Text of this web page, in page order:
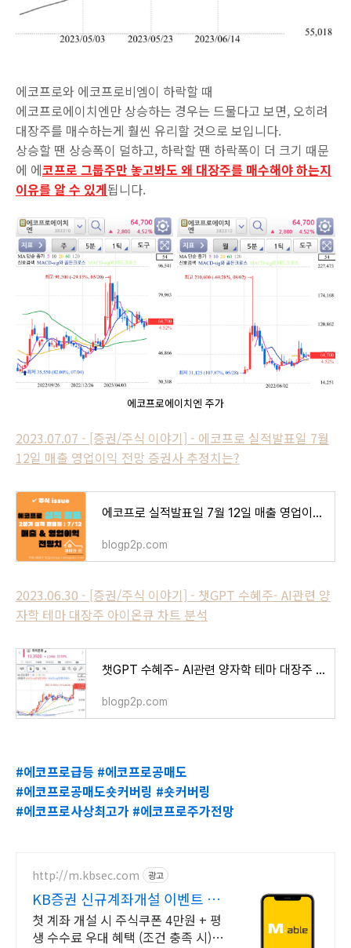
에코프로와 에코프로비엠이 하락할 때
에코프로에이치엔만 상승하는 경우는 드물다고 보면, 오히려
대장주를 매수하는게 훨씬 유리할 것으로 보입니다.
상승할 땐 상승폭이 덜하고, 하락할 땐 하락폭이 더 크기 때문
에 에코프로 그룹주만 놓고봐도 왜 대장주를 매수해야 하는지
이유를 알 수 있게됩니다.
에코프로에이치엔 주가
2023.07.07 - [증권/주식 이야기] - 에코프로 실적발표일 7월
12일 매출 영업이익 전망 증권사 추정치는?
에코프로 실적발표일 7월 12일 매출 영업이익 전망 증권사 추정치는?
blogp2p.com
2023.06.30 - [증권/주식 이야기] - 챗GPT 수혜주- AI관련 양
자학 테마 대장주 아이온큐 차트 분석
챗GPT 수혜주- AI관련 양자학 테마 대장주 아이온큐 차트 분석
blogp2p.com
#에코프로급등 #에코프로공매도
#에코프로공매도숏커버링 #숏커버링
#에코프로사상최고가 #에코프로주가전망
http://m.kbsec.com 광고
KB증권 신규계좌개설 이벤트 국
내주식쿠폰 최대 5만원
첫 계좌 개설 시 주식쿠폰 4만원 + 평
생 수수료 우대 혜택 (조건 충족 시)